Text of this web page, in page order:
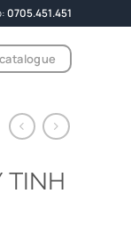
0705.451.451
TINH